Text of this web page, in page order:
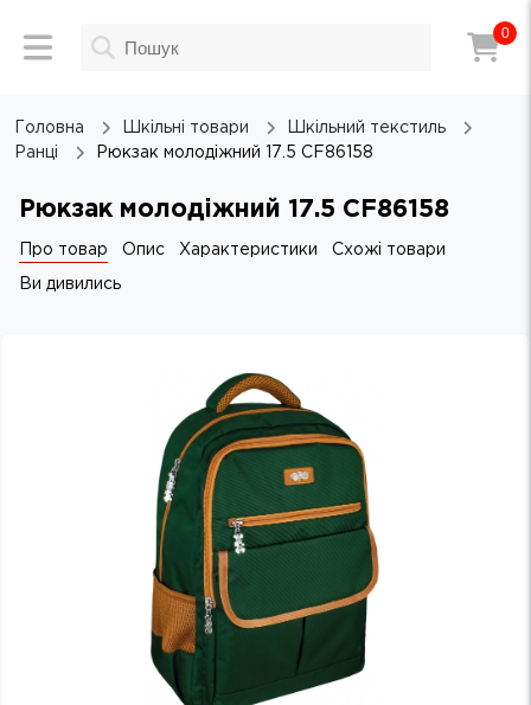
0
Головна Шкільні товари
Шкільний текстиль
Ранці
Рюкзак молодіжний 17.5 CF86158
Рюкзак молодіжний 17.5 CF86158
Про товар Опис Характеристики Схожі товари
Ви дивились